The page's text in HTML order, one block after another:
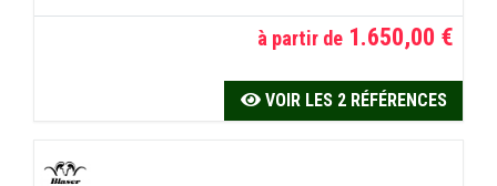
à partir de 1.650,00 €
VOIR LES 2 RÉFÉRENCES